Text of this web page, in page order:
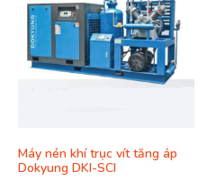
Máy nén khí trục vít tăng áp
Dokyung DKI-SCI